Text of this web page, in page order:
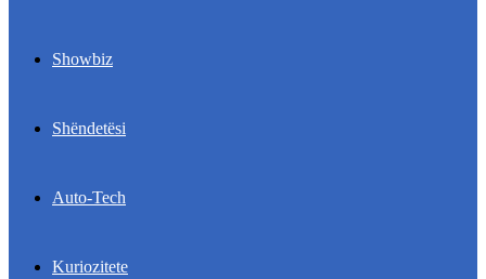
Showbiz
Shëndetësi
Auto-Tech
Kuriozitete